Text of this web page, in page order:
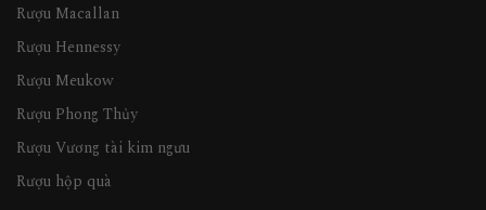
Rượu Macallan
Rượu Hennessy
Rượu Meukow
Rượu Phong Thủy
Rượu Vương tài kim ngưu
Rượu hộp quà